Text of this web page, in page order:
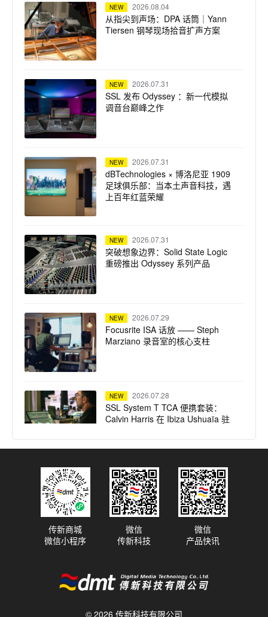
NEW 2026.08.04
从指尖到声场：DPA 话筒｜Yann
Tiersen 钢琴现场拾音扩声方案
NEW 2026.07.31
SSL 发布 Odyssey ：新一代模拟
调音台巅峰之作
NEW 2026.07.31
dBTechnologies × 博洛尼亚 1909
足球俱乐部：当本土声音科技，遇
上百年红蓝荣耀
NEW 2026.07.31
突破想象边界：Solid State Logic
重磅推出 Odyssey 系列产品
NEW 2026.07.29
Focusrite ISA 话放 —— Steph
Marziano 录音室的核心支柱
NEW 2026.07.28
SSL System T TCA 便携套装：
Calvin Harris 在 Ibiza Ushuaïa 驻
NEW 2026.07.23
dBTechnologies 声震迈阿密：为
龙舌兰小镇注入拉丁不眠夜
津大学全新录音综合体注入纯正模
拟之魂
© 2026 传新科技有限公司
传新商城
微信小程序
微信
传新科技
微信
产品快讯